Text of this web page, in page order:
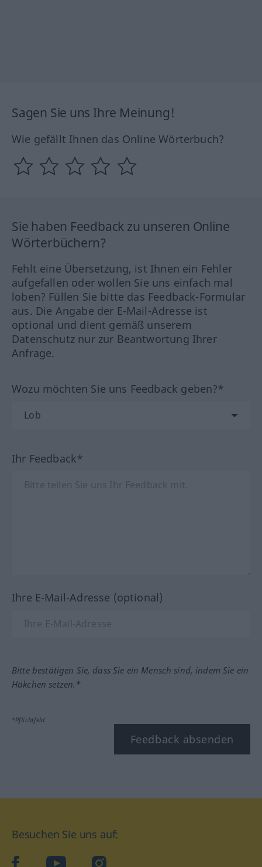
Sagen Sie uns Ihre Meinung!
Wie gefällt Ihnen das Online Wörterbuch?
Sie haben Feedback zu unseren Online
Wörterbüchern?
Fehlt eine Übersetzung, ist Ihnen ein Fehler
aufgefallen oder wollen Sie uns einfach mal
loben? Füllen Sie bitte das Feedback-Formular
aus. Die Angabe der E-Mail-Adresse ist
optional und dient gemäß unserem
Datenschutz nur zur Beantwortung Ihrer
Anfrage.
Wozu möchten Sie uns Feedback geben?*
Ihr Feedback*
Ihre E-Mail-Adresse (optional)
Bitte bestätigen Sie, dass Sie ein Mensch sind, indem Sie ein
Häkchen setzen.*
*Pflichtfeld
Feedback absenden
Besuchen Sie uns auf:
facebookYouTube Instagram